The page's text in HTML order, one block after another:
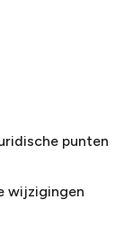
punten
wijzigingen